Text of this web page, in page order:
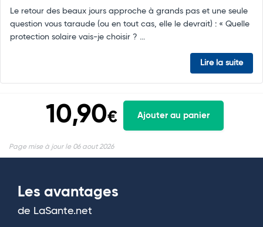
Le retour des beaux jours approche à grands pas et une seule
question vous taraude (ou en tout cas, elle le devrait) : « Quelle
protection solaire vais-je choisir ? ...
Lire la suite
10,90€ Ajouter au panier
Page mise à jour le 06 aout 2026
Les avantages
de LaSante.net